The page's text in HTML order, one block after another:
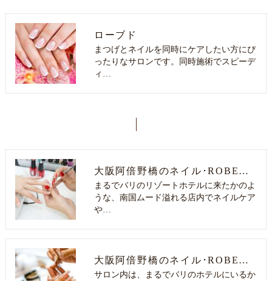
ローブド
まつげとネイルを同時にケアしたい方にぴ
ったりなサロンです。同時施術でスピーデ
ィ…
大阪阿倍野橋のネイル･ROBEDのお客様の声
まるでバリのリゾートホテルに来たかのよ
うな、南国ムード溢れる店内でネイルケア
や…
大阪阿倍野橋のネイル･ROBEDの評判
サロン内は、まるでバリのホテルにいるか